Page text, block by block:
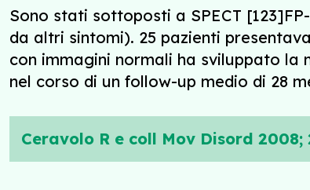
Sono stati sottoposti a SPECT
da altri sintomi). 25 pazienti
con immagini normali ha sviluppato la
nel corso di un follow-up medio di 28
Ceravolo R e coll Mov Disord 2008;